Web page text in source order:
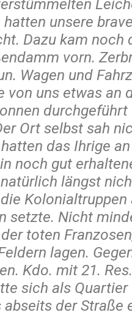
unsere
Dazu kam noch
vorn.
Wagen und
von uns etwas an
durchgeführt
Ort selbst sah
das Ihrige
noch gut
längst
Kolonialtruppen
setzte. Nicht
toten
lagen.
Kdo. mit 21.
sich als
abseits der Straße